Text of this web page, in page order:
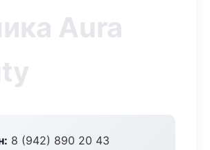
Aura
8 (942) 890 20 43